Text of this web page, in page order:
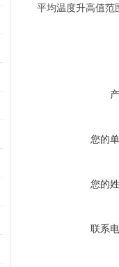
平均温度升高值范
您的
您的
联系